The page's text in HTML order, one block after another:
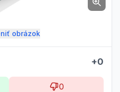
obrázok
+0
0